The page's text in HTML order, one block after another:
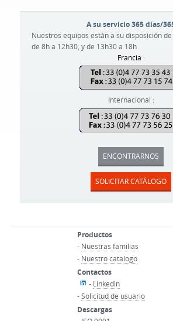
A su servicio 365 días/
Nuestros equipos están a su disposición
de 8h a 12h30, y de 13h30 a 18h
Francia :
Internacional :
ENCONTRARNOS
SOLICITAR CATÁLOGO
Productos
- Nuestras familias
- Nuestro catalogo
Contactos
- Linkedln
-Solicitud de usuario
Descargas